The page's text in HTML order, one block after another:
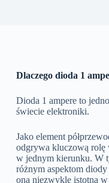
Dlaczego dioda 1
Dioda 1 ampere to
świecie elektroniki.
Jako element
odgrywa kluczową rolę
w jednym kierunku. W
różnym aspektom
ona niezwykle istotna